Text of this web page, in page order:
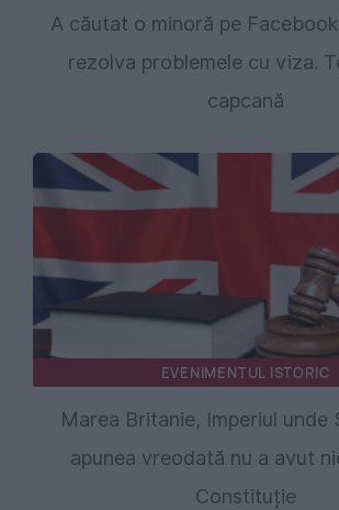
A căutat o minoră pe
rezolva problemele cu viza.
capcană
EVENIMENTUL ISTORIC
Marea Britanie, Imperiul unde
apunea vreodată nu a avut
Constituție